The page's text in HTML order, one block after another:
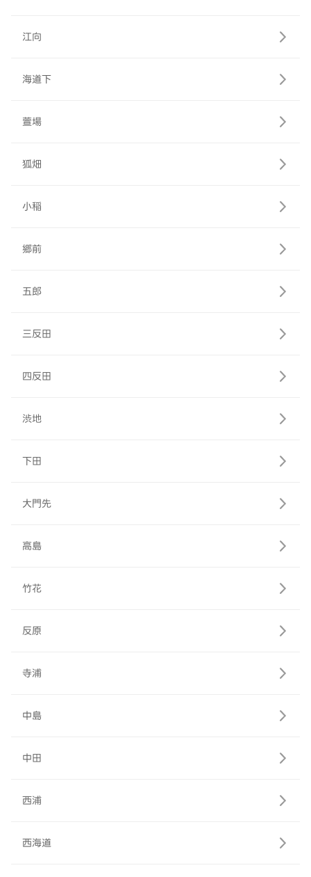
江向
海道下
萱場
狐畑
小稲
郷前
五郎
三反田
四反田
渋地
下田
大門先
高島
竹花
反原
寺浦
中島
中田
西浦
西海道